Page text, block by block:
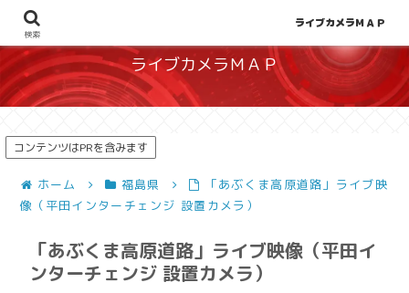
地図から探せる！天候や災害、混雑状況の把握に
ライブカメラＭＡＰ
コンテンツはPRを含みます
ホーム 福島県
「あぶくま高原道路」ライブ映
像（平田インターチェンジ 設置カメラ）
「あぶくま高原道路」ライブ映像（平田イ
ンターチェンジ 設置カメラ）
検索
ライブカメラＭＡＰ